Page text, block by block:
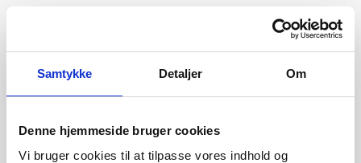
Samtykke Detaljer Om
Denne hjemmeside bruger cookies
Vi bruger cookies til at tilpasse vores indhold og